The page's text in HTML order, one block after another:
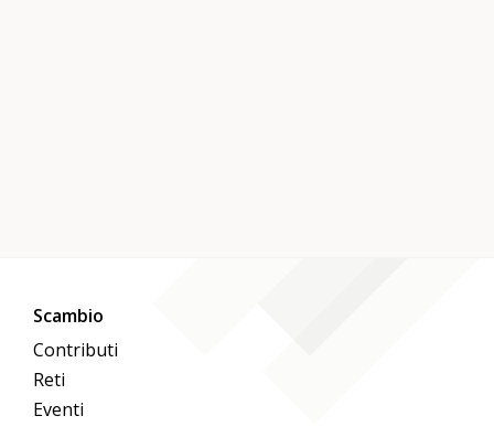
Scambio
Contributi
Reti
Eventi